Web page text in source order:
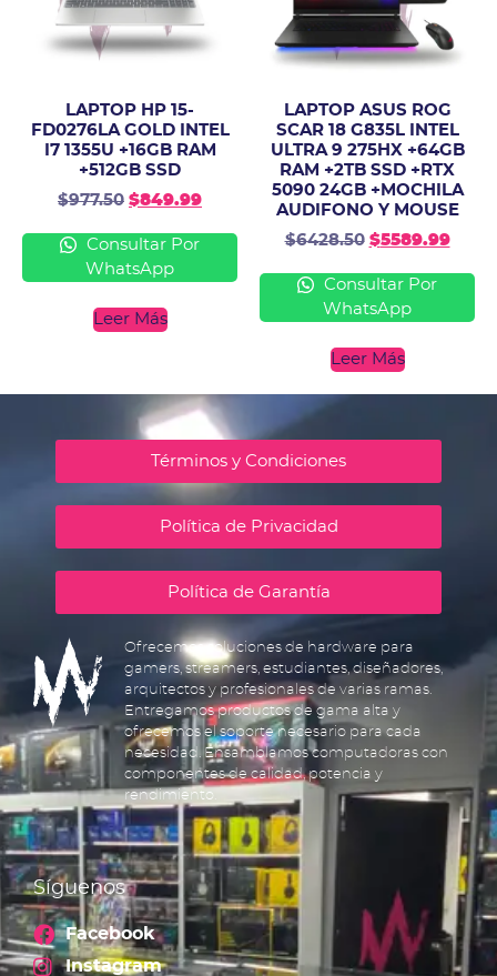
LAPTOP HP 15-
FD0276LA GOLD INTEL
I7 1355U +16GB RAM
+512GB SSD
$977.50 $849.99
Consultar Por
WhatsApp
Leer Más
LAPTOP ASUS ROG
SCAR 18 G835L INTEL
ULTRA 9 275HX +64GB
RAM +2TB SSD +RTX
5090 24GB +MOCHILA
AUDIFONO Y MOUSE
$6428.50 $5589.99
Consultar Por
WhatsApp
Leer Más
Términos y Condiciones
Política de Privacidad
Política de Garantía
Ofrecemos soluciones de hardware para
gamers, streamers, estudiantes, diseñadores,
arquitectos y profesionales de varias ramas.
Entregamos productos de gama alta y
ofrecemos el soporte necesario para cada
necesidad. Ensamblamos computadoras con
componentes de calidad, potencia y
rendimiento.
Síguenos
Facebook
Instagram